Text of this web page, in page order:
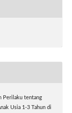
Perilaku tentang
Usia 1-3 Tahun di